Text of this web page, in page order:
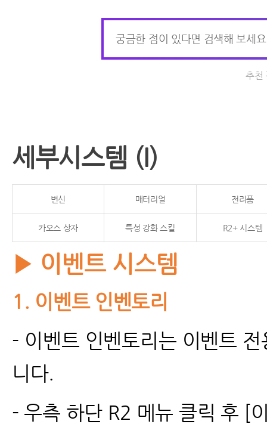
추천
세부시스템 (I)
변신 매터리얼 전리품
카오스 상자 특성 강화 스킬 R2+ 시스템
▶ 이벤트 시스템
1. 이벤트 인벤토리
- 이벤트 인벤토리는 이벤트
니다.
- 우측 하단 R2 메뉴 클릭 후 [